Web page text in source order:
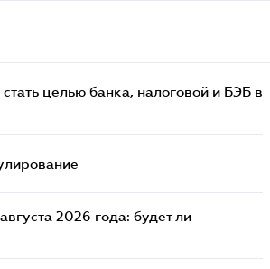
целью банка, налоговой и БЭБ в
2026 года: будет ли